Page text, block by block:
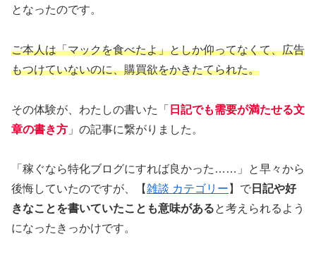
となったのです。
ご本人は「マックを食べたよ」としか仰ってなくて、広告
もつけていないのに、購買欲をかきたてられた。
その体験が、わたしの書いた「 日記でも需要が満たせる文
章の書き方 」の記事に繋がりました。
「稼ぐなら特化ブログにすれば良かった……」と早々から
後悔していたのですが、【雑談 カテゴリー 】で 日記や好
きなことを書いていたことも意味があると考えられるよう
になったきっかけです。